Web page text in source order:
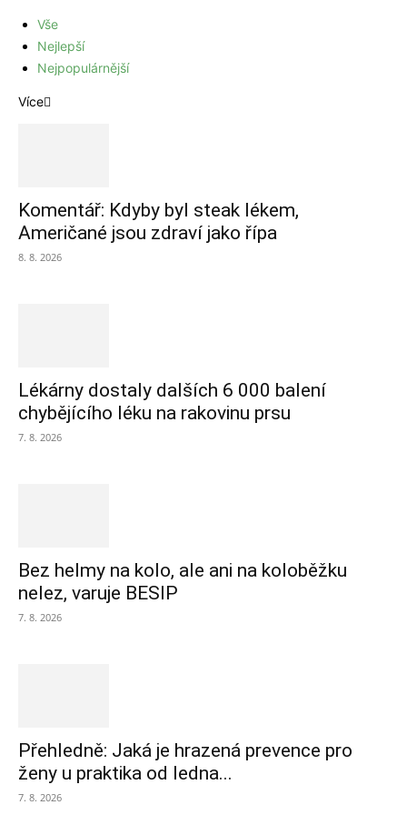
Vše
Nejlepší
Nejpopulárnější
Více
Komentář: Kdyby byl steak lékem,
Američané jsou zdraví jako řípa
8. 8. 2026
Lékárny dostaly dalších 6 000 balení
chybějícího léku na rakovinu prsu
7. 8. 2026
Bez helmy na kolo, ale ani na koloběžku
nelez, varuje BESIP
7. 8. 2026
Přehledně: Jaká je hrazená prevence pro
ženy u praktika od ledna...
7. 8. 2026